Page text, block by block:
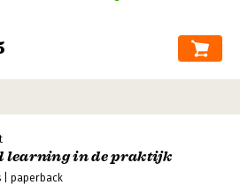
learning in de praktijk
| paperback